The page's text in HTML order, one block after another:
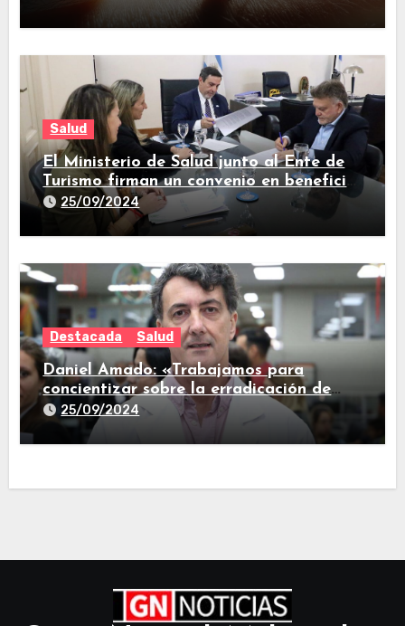
Salud
El Ministerio de Salud junto al Ente de
Turismo firman un convenio en beneficio
de la comunidad
25/09/2024
Destacada Salud
Daniel Amado: «Trabajamos para
concientizar sobre la erradicación de
criaderos de mosquistos»
25/09/2024